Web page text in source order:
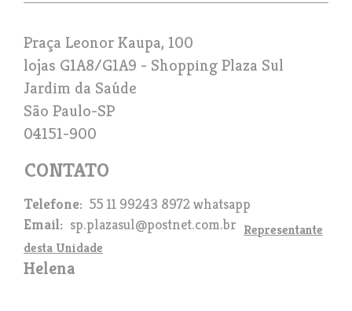
Praça Leonor Kaupa, 100
lojas G1A8/G1A9 - Shopping Plaza Sul
Jardim da Saúde
São Paulo-SP
04151-900
Telefone
55 11 99243 8972 whatsapp
Email
sp.plazasul@postnet.com.br Representante
desta Unidade
Helena